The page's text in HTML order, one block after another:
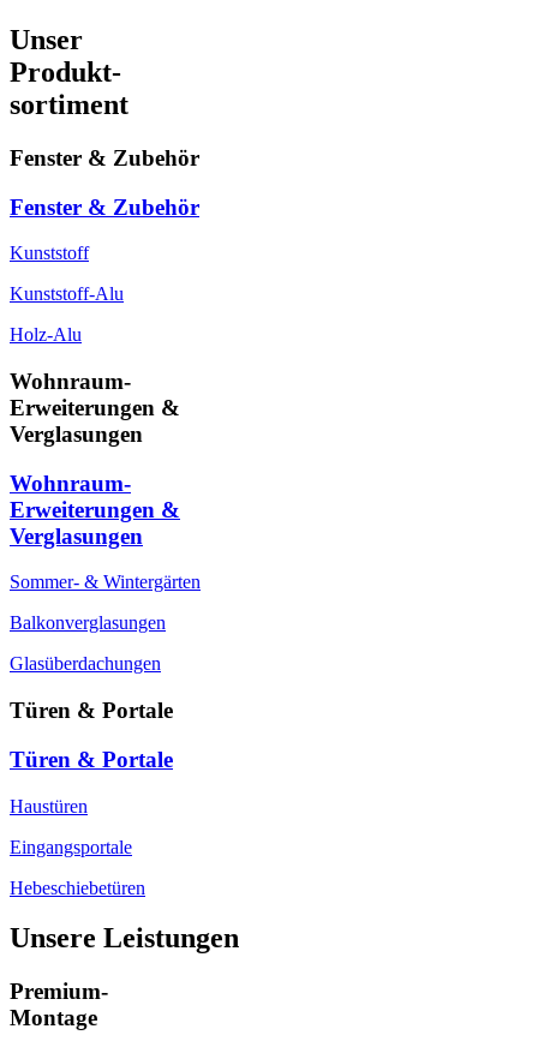
Unser
Produkt-
sortiment
Fenster & Zubehör
Fenster & Zubehör
Kunststoff
Kunststoff-Alu
Holz-Alu
Wohnraum-
Erweiterungen &
Verglasungen
Wohnraum-
Erweiterungen &
Verglasungen
Sommer- & Wintergärten
Balkonverglasungen
Glasüberdachungen
Türen & Portale
Türen & Portale
Haustüren
Eingangsportale
Hebeschiebetüren
Unsere Leistungen
Premium-
Montage